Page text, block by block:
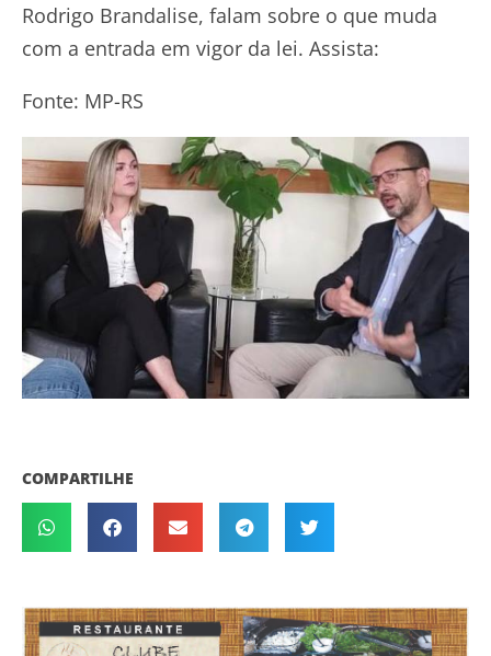
Rodrigo Brandalise, falam sobre o que muda
com a entrada em vigor da lei. Assista:
Fonte: MP-RS
COMPARTILHE